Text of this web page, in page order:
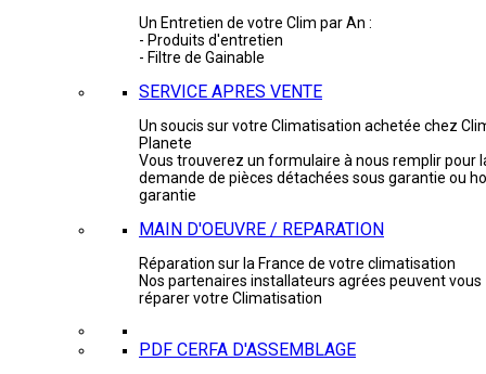
Un Entretien de votre Clim par An :
- Produits d'entretien
- Filtre de Gainable
SERVICE APRES VENTE
Un soucis sur votre Climatisation achetée chez
Planete
Vous trouverez un formulaire à nous remplir pour
demande de pièces détachées sous garantie ou
garantie
MAIN D'OEUVRE / REPARATION
Réparation sur la France de votre climatisation
Nos partenaires installateurs agrées peuvent vous
réparer votre Climatisation
PDF CERFA D'ASSEMBLAGE